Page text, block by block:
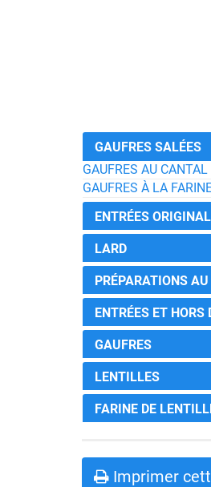
GAUFRES SALÉES
GAUFRES AU
GAUFRES À LA
ENTRÉES
LARD
PRÉPARATIONS
ENTRÉES ET HORS
GAUFRES
LENTILLES
FARINE DE
Imprimer